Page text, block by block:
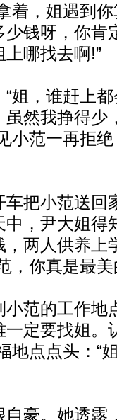
着，姐遇到
钱呀，你肯
哪找去啊!”
，谁赶上都
然我挣得少
小范一再拒
把小范送回
，尹大姐得
两人供养上
，你真是最
范的工作地
定要找姐。
地点点头：“
豪。她透露